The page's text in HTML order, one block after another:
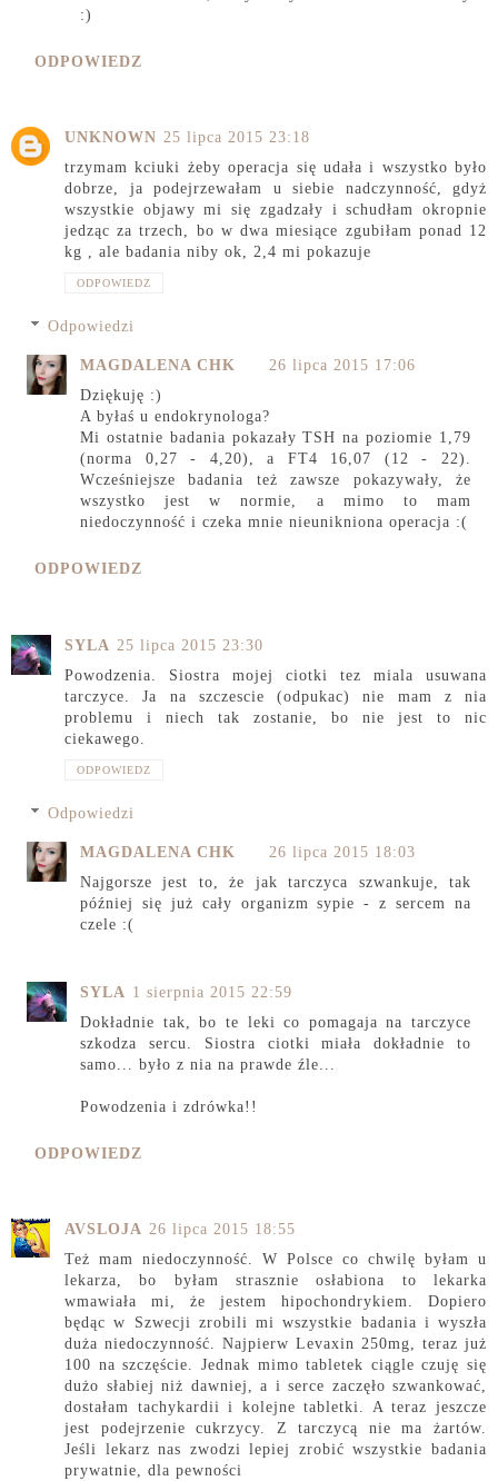
:)
ODPOWIEDZ
UNKNOWN 25 lipca 2015 23:18
trzymam kciuki żeby operacja się udała i wszystko było
dobrze, ja podejrzewałam u siebie nadczynność, gdyż
wszystkie objawy mi się zgadzały i schudłam okropnie
jedząc za trzech, bo w dwa miesiące zgubiłam ponad 12
kg , ale badania niby ok, 2,4 mi pokazuje
ODPOWIEDZ
Odpowiedzi
MAGDALENA CHK
26 lipca 2015 17:06
Dziękuję :)
A byłaś u endokrynologa?
Mi ostatnie badania pokazały TSH na poziomie 1,79
(norma 0,27 - 4,20), a FT4 16,07 (12 - 22).
Wcześniejsze badania też zawsze pokazywały, że
wszystko jest w normie, a mimo to mam
niedoczynność i czeka mnie nieunikniona operacja :(
ODPOWIEDZ
SYLA 25 lipca 2015 23:30
Powodzenia. Siostra mojej ciotki tez miala usuwana
tarczyce. Ja na szczescie (odpukac) nie mam z nia
problemu i niech tak zostanie, bo nie jest to nic
ciekawego.
ODPOWIEDZ
Odpowiedzi
MAGDALENA CHK
26 lipca 2015 18:03
Najgorsze jest to, że jak tarczyca szwankuje, tak
później się już cały organizm sypie - z sercem na
czele :(
SYLA 1 sierpnia 2015 22:59
Dokładnie tak, bo te leki co pomagaja na tarczyce
szkodza sercu. Siostra ciotki miała dokładnie to
samo... było z nia na prawde źle...
Powodzenia i zdrówka!!
ODPOWIEDZ
AVSLOJA 26 lipca 2015 18:55
Też mam niedoczynność. W Polsce co chwilę byłam u
lekarza, bo byłam strasznie osłabiona to lekarka
wmawiała mi, że jestem hipochondrykiem. Dopiero
będąc w Szwecji zrobili mi wszystkie badania i wyszła
duża niedoczynność. Najpierw Levaxin 250mg, teraz już
100 na szczęście. Jednak mimo tabletek ciągle czuję się
dużo słabiej niż dawniej, a i serce zaczęło szwankować,
dostałam tachykardii i kolejne tabletki. A teraz jeszcze
jest podejrzenie cukrzycy. Z tarczycą nie ma żartów.
Jeśli lekarz nas zwodzi lepiej zrobić wszystkie badania
prywatnie, dla pewności